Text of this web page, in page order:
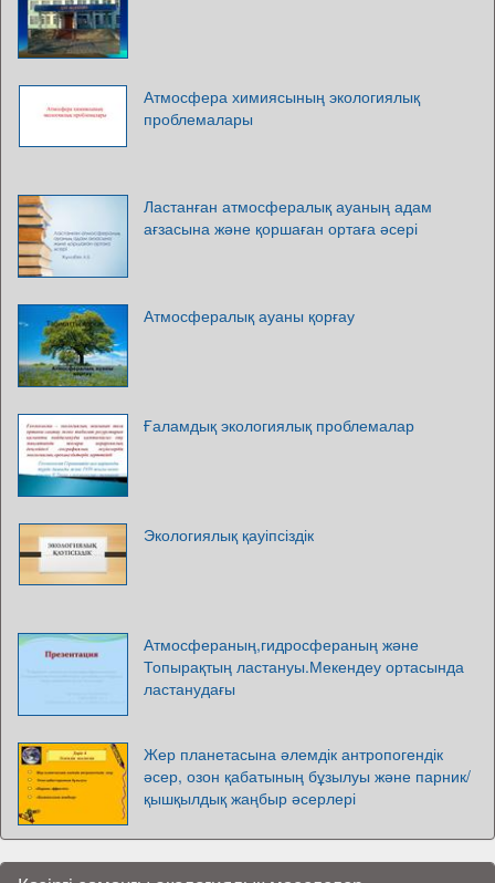
Атмосфера химиясының экологиялық
проблемалары
Ластанған атмосфералық ауаның адам
ағзасына және қоршаған ортаға әсері
Атмосфералық ауаны қорғау
Ғаламдық экологиялық проблемалар
Экологиялық қауіпсіздік
Атмосфераның,гидросфераның және
Топырақтың ластануы.Мекендеу ортасында
ластанудағы
Жер планетасына әлемдік антропогендік
әсер, озон қабатының бұзылуы және парник/
қышқылдық жаңбыр әсерлері